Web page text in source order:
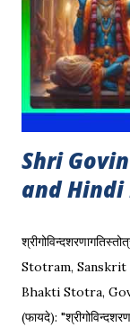
लिए ये एक बहुत ही
Shri
and
Stotram,
Bhakti Stotra,
(फायदे):